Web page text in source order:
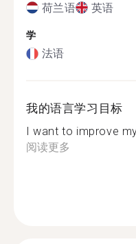
荷兰语 英语
学
法语
我的语言学习目标
I want to improve
阅读更多